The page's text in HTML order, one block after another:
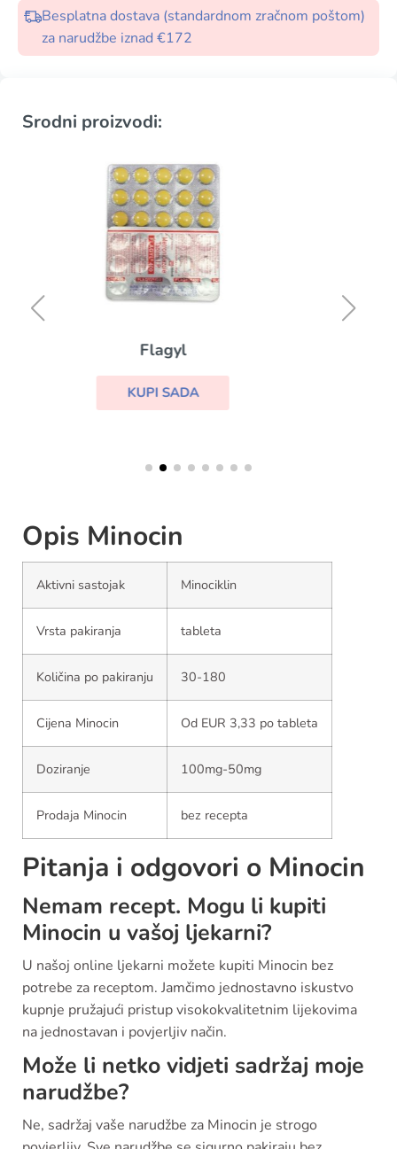
Besplatna dostava (standardnom zračnom poštom)
za narudžbe iznad €172
Srodni proizvodi:
Noroxin
KUPI SADA
Opis Minocin
Aktivni sastojak Minociklin
Vrsta pakiranja tableta
Količina po pakiranju 30-180
Cijena Minocin Od EUR 3,33 po tableta
Doziranje 100mg-50mg
Prodaja Minocin bez recepta
Pitanja i odgovori o Minocin
Nemam recept. Mogu li kupiti
Minocin u vašoj ljekarni?
U našoj online ljekarni možete kupiti Minocin bez
potrebe za receptom. Jamčimo jednostavno iskustvo
kupnje pružajući pristup visokokvalitetnim lijekovima
na jednostavan i povjerljiv način.
Može li netko vidjeti sadržaj moje
narudžbe?
Ne, sadržaj vaše narudžbe za Minocin je strogo